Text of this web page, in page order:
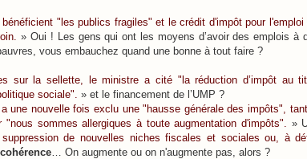
bénéficient "les publics fragiles" et le crédit d'impôt pour
» Oui ! Les gens qui ont les moyens d’avoir des emplois à
vous embauchez quand une bonne à tout faire ?
sur la sellette, le ministre a cité "la réduction d’impôt au
sociale". » et le financement de l’UMP ?
a une nouvelle fois exclu une "hausse générale des impôts",
"nous sommes allergiques à toute augmentation d'impôts".
»
de nouvelles niches fiscales et sociales ou, à
… On augmente ou on n'augmente pas, alors ?